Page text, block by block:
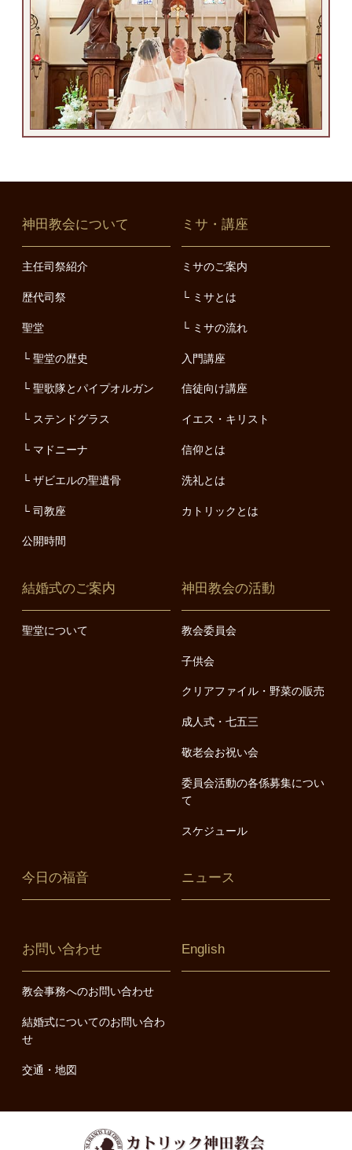
神田教会について
主任司祭紹介
歴代司祭
聖堂
聖堂の歴史
聖歌隊とパイプオルガン
ステンドグラス
マドニーナ
ザビエルの聖遺骨
司教座
公開時間
ミサ・講座
ミサのご案内
ミサとは
ミサの流れ
入門講座
信徒向け講座
イエス・キリスト
信仰とは
洗礼とは
カトリックとは
結婚式のご案内
聖堂について
神田教会の活動
教会委員会
子供会
クリアファイル・野菜の販売
成人式・七五三
敬老会お祝い会
委員会活動の各係募集につい
て
スケジュール
今日の福音 ニュース
お問い合わせ
教会事務へのお問い合わせ
結婚式についてのお問い合わ
せ
交通・地図
English